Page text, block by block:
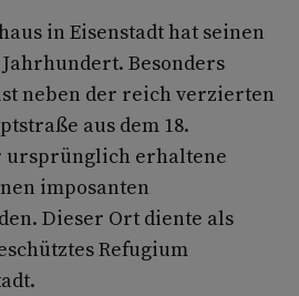
in Eisenstadt hat seinen
Besonders
neben der reich verzierten
aus dem 18.
ursprünglich erhaltene
imposanten
Dieser Ort diente als
Refugium